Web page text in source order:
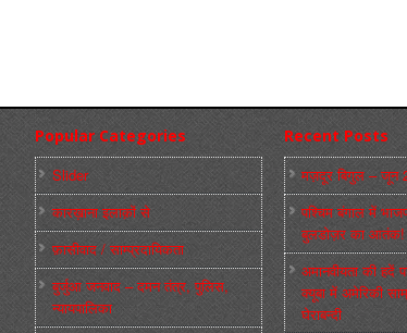
Popular Categories
Slider
कारख़ाना इलाक़ों से
फ़ासीवाद / साम्‍प्रदायिकता
बुर्जुआ जनवाद – दमन तंत्र, पुलिस,
न्‍यायपालिका
Recent Posts
मज़दूर बिगुल – जून
पश्चिम बंगाल में
बुलडोज़र का आतंक!
अमानवीयता की हदें
क्यूबा में अमेरिकी
घेराबन्दी